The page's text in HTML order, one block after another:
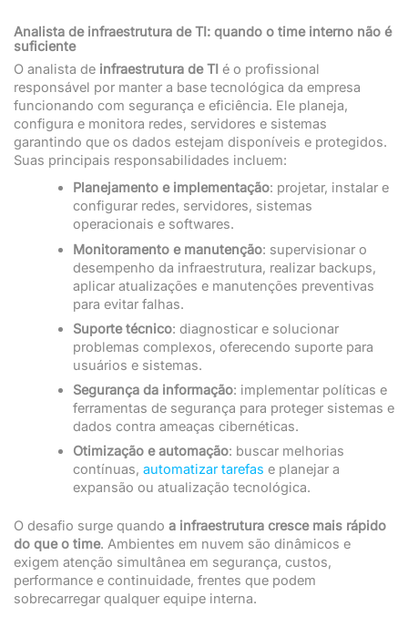
Analista de infraestrutura de TI: quando o time interno não é
suficiente
O analista de infraestrutura de TI é o profissional
responsável por manter a base tecnológica da empresa
funcionando com segurança e eficiência. Ele planeja,
configura e monitora redes, servidores e sistemas
garantindo que os dados estejam disponíveis e protegidos.
Suas principais responsabilidades incluem:
Planejamento e implementação: projetar, instalar e
configurar redes, servidores, sistemas
operacionais e softwares.
Monitoramento e manutenção: supervisionar o
desempenho da infraestrutura, realizar backups,
aplicar atualizações e manutenções preventivas
para evitar falhas.
Suporte técnico: diagnosticar e solucionar
problemas complexos, oferecendo suporte para
usuários e sistemas.
Segurança da informação: implementar políticas e
ferramentas de segurança para proteger sistemas e
dados contra ameaças cibernéticas.
Otimização e automação: buscar melhorias
contínuas,automatizar tarefas e planejar a
expansão ou atualização tecnológica.
O desafio surge quando a infraestrutura cresce mais rápido
do que o time. Ambientes em nuvem são dinâmicos e
exigem atenção simultânea em segurança, custos,
performance e continuidade, frentes que podem
sobrecarregar qualquer equipe interna.